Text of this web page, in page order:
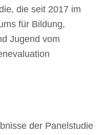
die seit 2017 im
für Bildung,
Jugend vom
der Panelstudie